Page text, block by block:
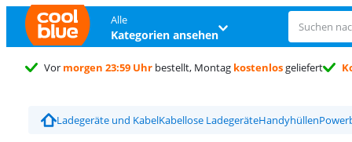
Alle
Kategorien ansehen
Vor morgen 23:59 Uhr bestellt, Montag kostenlosgeliefert
Ladegeräte und KabelKabellose LadegeräteHandyhüllen